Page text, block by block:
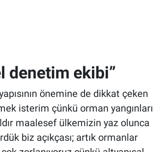
denetim ekibi”
önemine de dikkat çeken
isterim çünkü orman yangınları
maalesef ülkemizin yaz olunca
biz açıkçası; artık ormanlar